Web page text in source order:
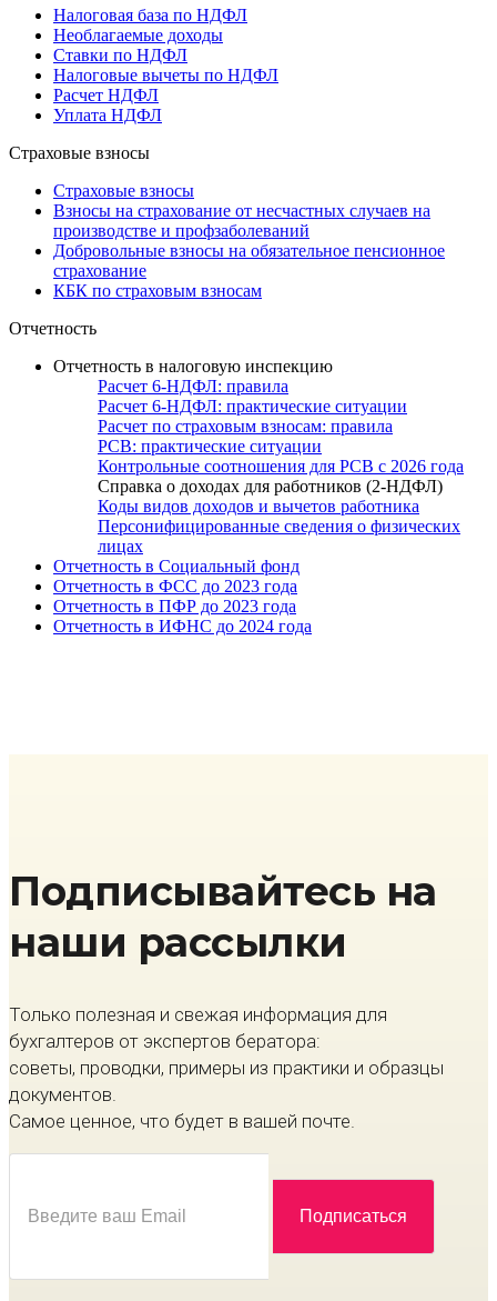
Налоговая база по НДФЛ
Необлагаемые доходы
Ставки по НДФЛ
Налоговые вычеты по НДФЛ
Расчет НДФЛ
Уплата НДФЛ
Страховые взносы
Страховые взносы
Взносы на страхование от несчастных случаев на
производстве и профзаболеваний
Добровольные взносы на обязательное пенсионное
страхование
КБК по страховым взносам
Отчетность
Отчетность в налоговую инспекцию
Расчет 6-НДФЛ: правила
Расчет 6-НДФЛ: практические ситуации
Расчет по страховым взносам: правила
РСВ: практические ситуации
Контрольные соотношения для РСВ с 2026 года
Справка о доходах для работников (2-НДФЛ)
Коды видов доходов и вычетов работника
Персонифицированные сведения о физических
лицах
Отчетность в Социальный фонд
Отчетность в ФСС до 2023 года
Отчетность в ПФР до 2023 года
Отчетность в ИФНС до 2024 года
Подписывайтесь на
наши рассылки
Только полезная и свежая информация для
бухгалтеров от экспертов бератора:
советы, проводки, примеры из практики и образцы
документов.
Самое ценное, что будет в вашей почте.